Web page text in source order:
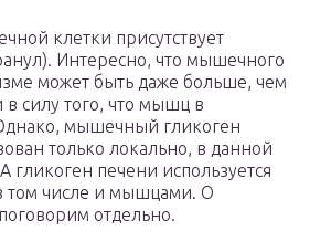
клетки присутствует
Интересно, что мышечного
может быть даже больше, чем
в силу того, что мышц в
мышечный гликоген
только локально, в данной
печени используется
том числе и мышцами. О
отдельно.